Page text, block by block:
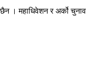
। महाधिवेशन र अर्को चुनाव